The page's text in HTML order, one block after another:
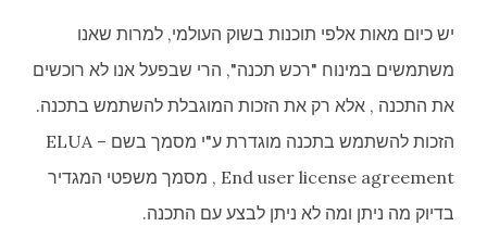
יש כיום מאות אלפי תוכנות בשוק העולמי, למרות שאנו
משתמשים במינוח "רכש תכנה", הרי שבפעל אנו לא רוכשים
את התכנה , אלא רק את הזכות המוגבלת להשתמש בתכנה.
הזכות להשתמש בתכנה מוגדרת ע"י מסמך בשם ELUA –
End user license agreement , מסמך משפטי המגדיר
בדיוק מה ניתן ומה לא ניתן לבצע עם התכנה.